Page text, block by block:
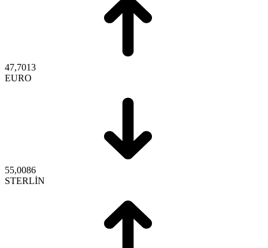
47,7013
EURO
55,0086
STERLİN